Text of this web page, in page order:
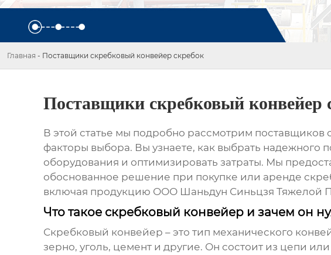
Главная - Поставщики скребковый конвейер скребок
Поставщики скребковый конвейер
В этой статье мы подробно рассмотрим поставщиков
факторы выбора. Вы узнаете, как выбрать надежного
оборудования и оптимизировать затраты. Мы
обоснованное решение при покупке или аренде
включая продукцию ООО Шаньдун Синьцзя Тяжелой
Что такое скребковый конвейер и зачем он
Скребковый конвейер – это тип механического
зерно, уголь, цемент и другие. Он состоит из цепи